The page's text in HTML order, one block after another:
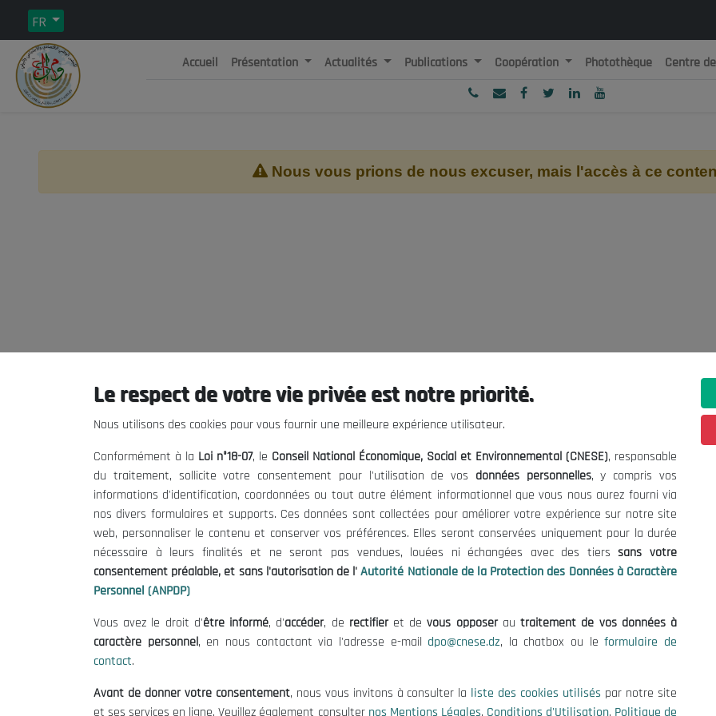
FR
République Algérienne Démocratique et Populaire
Accueil Présentation Actualités Publications Coopération Photothèque Centre
Nous vous prions de nous excuser, mais l'accès à ce
Le CNESE
Le président
Organisation
Publications
Informations utiles
Mentions Légales
Conditions d'Utilisation
Politique de Protection des Données
Politique des Cookies
contact@cnese.dz
Suggestions ou Initiatives ?
Newsletter
Inscrivez-vous, soyez le premier à
nos dernières nouvelles.
Suivez-Nous!
© 2026 Conseil National Économique, Social et Environnemental
Le respect de votre vie privée est notre priorité.
Nous utilisons des cookies pour vous fournir une meilleure expérience utilisateur.
Conformément à la Loi n°18-07, le Conseil National Économique, Social et Environnemental (CNESE), responsable
du traitement, sollicite votre consentement pour l'utilisation de vos données personnelles, y compris vos
informations d'identification, coordonnées ou tout autre élément informationnel que vous nous aurez fourni via
nos divers formulaires et supports. Ces données sont collectées pour améliorer votre expérience sur notre site
web, personnaliser le contenu et conserver vos préférences. Elles seront conservées uniquement pour la durée
nécessaire à leurs finalités et ne seront pas vendues, louées ni échangées avec des tierssans votre
consentement préalable, et sans l'autorisation de l' Autorité Nationale de la Protection des Données à Caractère
Personnel (ANPDP)
Vous avez le droit d'être informé, d'accéder, de rectifieret devous opposerautraitement de vos données à
caractère personnel, en nous contactant via l'adresse e-mail dpo@cnese.dz, la chatbox ou leformulaire de
contact.
Avant de donner votre consentement, nous vous invitons à consulter la liste des cookies utilisés par notre site
et ses services en ligne. Veuillez également consulter nos Mentions Légales, Conditions d'Utilisation, Politique de